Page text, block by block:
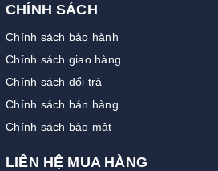
CHÍNH SÁCH
Chính sách bảo hành
Chính sách giao hàng
Chính sách đổi trả
Chính sách bán hàng
Chính sách bảo mật
LIÊN HỆ MUA HÀNG